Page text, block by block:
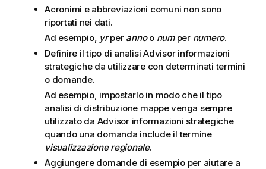
Acronimi e abbreviazioni comuni non sono
riportati nei dati.
Ad esempio, yrper annoo numper numero.
Definire il tipo di analisi Advisor informazioni
strategicheda utilizzare con determinati termini
o domande.
Ad esempio, impostarlo in modo che il tipo
analisi di distribuzione mappe venga sempre
utilizzato da Advisor informazioni strategiche
quando una domanda include il termine
visualizzazione regionale.
Aggiungere domande di esempio per aiutare a